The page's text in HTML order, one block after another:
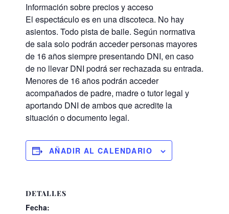
Información sobre precios y acceso
El espectáculo es en una discoteca. No hay
asientos. Todo pista de baile. Según normativa
de sala solo podrán acceder personas mayores
de 16 años siempre presentando DNI, en caso
de no llevar DNI podrá ser rechazada su entrada.
Menores de 16 años podrán acceder
acompañados de padre, madre o tutor legal y
aportando DNI de ambos que acredite la
situación o documento legal.
AÑADIR AL CALENDARIO
DETALLES
Fecha: